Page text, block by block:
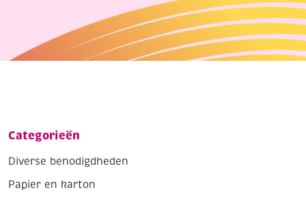
Categorieën
Diverse benodigdheden
Papier en karton